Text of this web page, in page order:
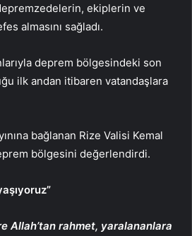
ekiplerin ve
almasını sağladı.
deprem bölgesindeki son
ilk andan itibaren vatandaşlara
bağlanan Rize Valisi Kemal
bölgesini değerlendirdi.
Allah’tan rahmet, yaralananlara